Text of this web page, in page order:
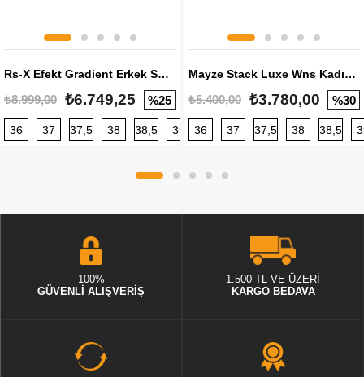
Rs-X Efekt Gradient Erkek Sneaker
₺8.999,00 ₺6.749,25 %25
36 37 37,5 38 38,5 39 40 40,5 41 42 42,5
Mayze Stack Luxe Wns Kadın Sneaker
₺5.400,00 ₺3.780,00 %30
36 37 37,5 38 38,5
100%
GÜVENLİ ALIŞVERİŞ
1.500 TL VE ÜZERİ
KARGO BEDAVA